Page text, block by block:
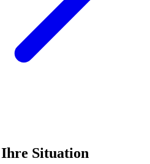
Situation